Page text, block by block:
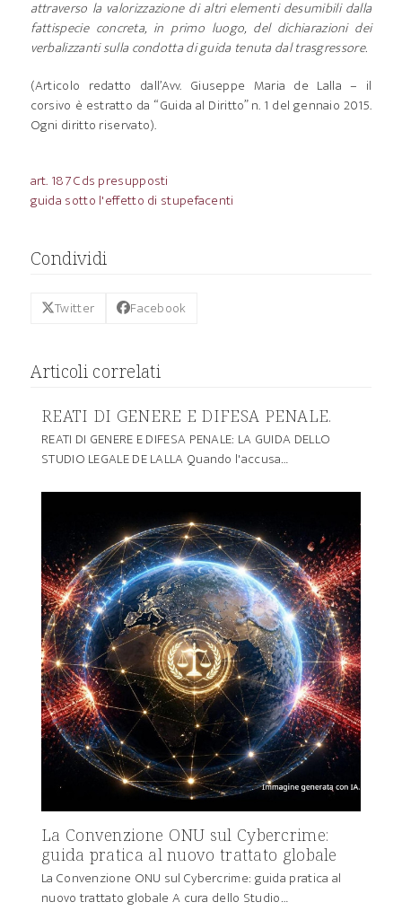
attraverso la valorizzazione di altri elementi desumibili dalla
fattispecie concreta, in primo luogo, del dichiarazioni dei
verbalizzanti sulla condotta di guida tenuta dal trasgressore.
(Articolo redatto dall’Avv. Giuseppe Maria de Lalla – il
corsivo è estratto da “Guida al Diritto” n. 1 del gennaio 2015.
Ogni diritto riservato).
art. 187 Cds presupposti
guida sotto l'effetto di stupefacenti
Condividi
Twitter Facebook
Articoli correlati
REATI DI GENERE E DIFESA PENALE.
REATI DI GENERE E DIFESA PENALE: LA GUIDA DELLO
STUDIO LEGALE DE LALLA Quando l'accusa…
La Convenzione ONU sul Cybercrime:
guida pratica al nuovo trattato globale
La Convenzione ONU sul Cybercrime: guida pratica al
nuovo trattato globale A cura dello Studio…